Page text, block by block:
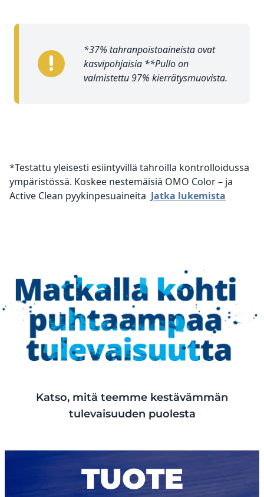
*37% tahranpoistoaineista ovat
kasvipohjaisia **Pullo on
valmistettu 97% kierrätysmuovista.
*Testattu yleisesti esiintyvillä tahroilla kontrolloidussa
ympäristössä. Koskee nestemäisiä OMO Color – ja
Active Clean pyykinpesuaineita Jatka lukemista
Katso, mitä teemme kestävämmän
tulevaisuuden puolesta
TUOTE